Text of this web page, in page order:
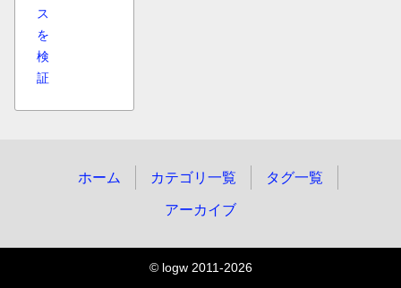
ス
を
検
証
ホーム カテゴリ一覧 タグ一覧
アーカイブ
© logw 2011-2026